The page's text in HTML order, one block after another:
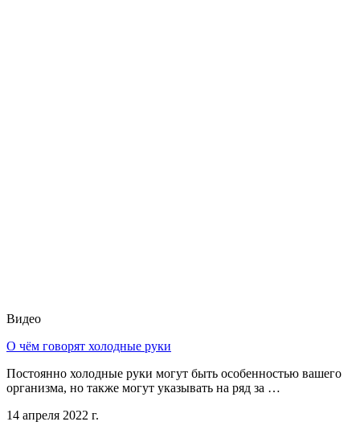
Видео
О чём говорят холодные руки
Постоянно холодные руки могут быть особенностью вашего
организма, но также могут указывать на ряд за …
14 апреля 2022 г.